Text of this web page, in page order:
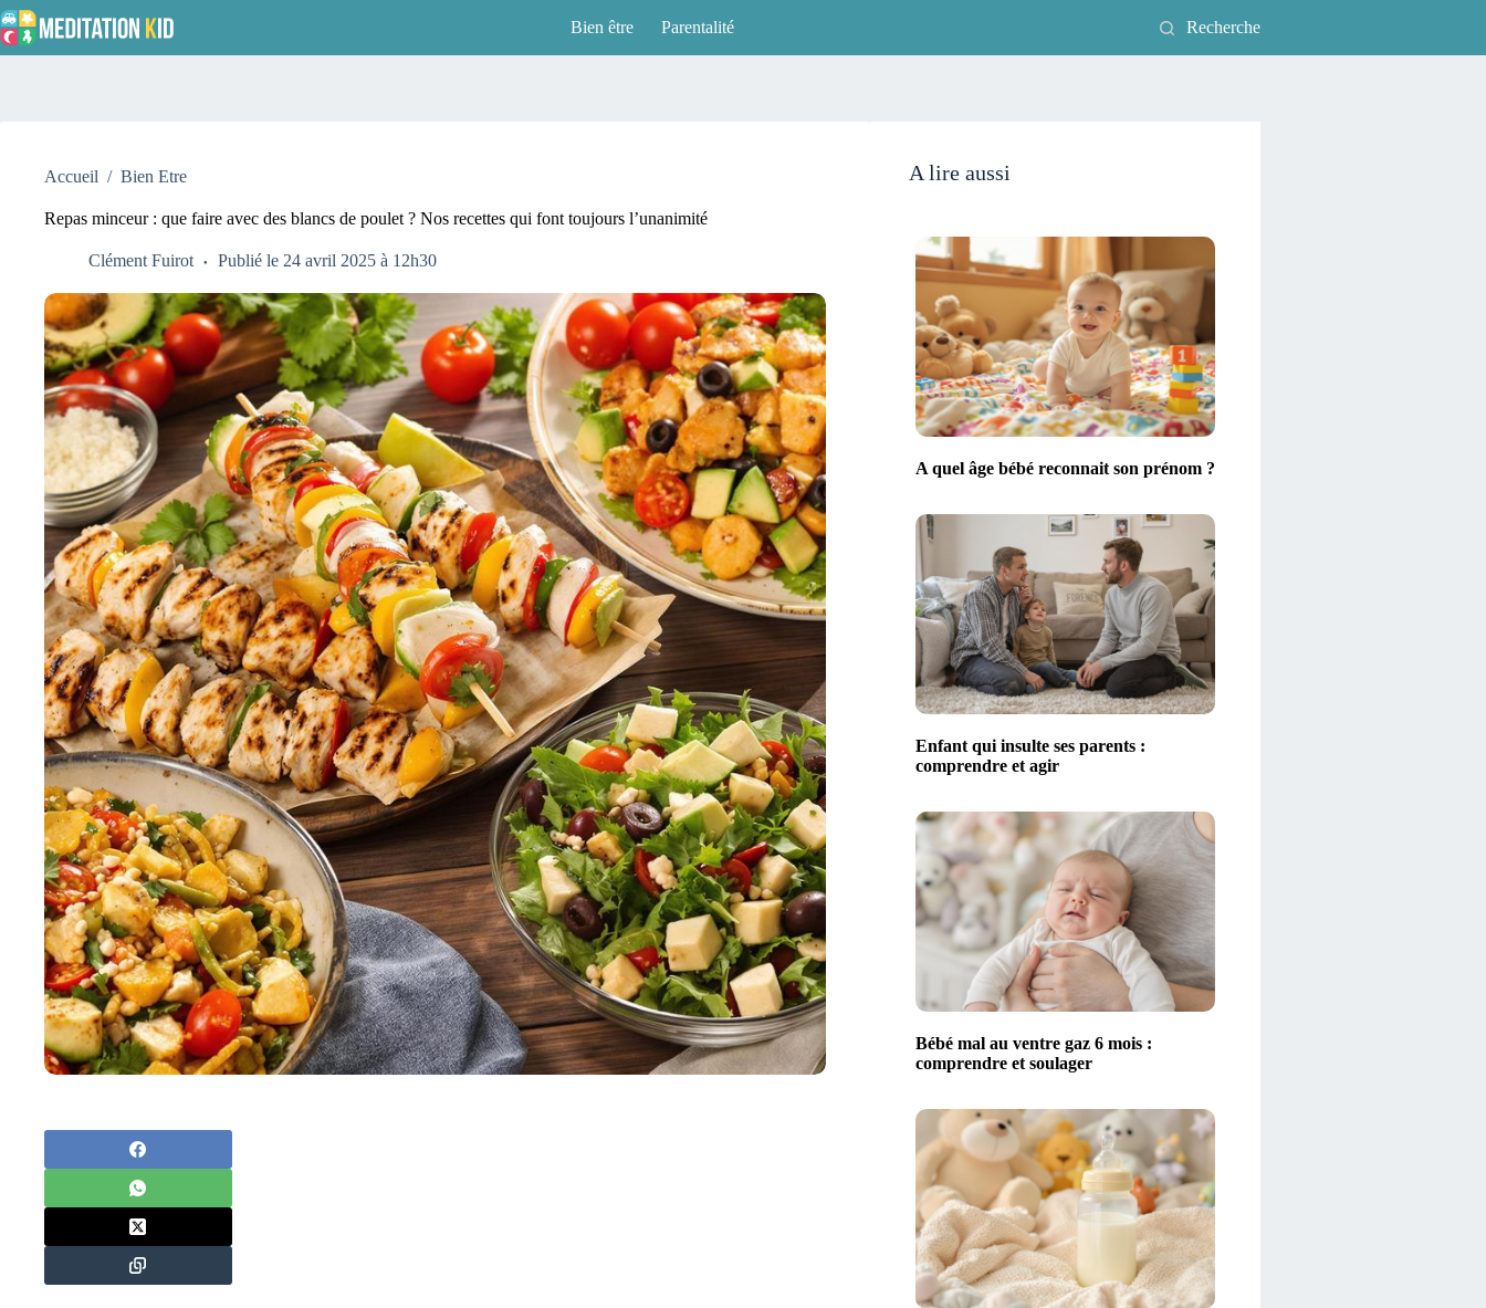
Passer
au
contenu
Bien être Parentalité Recherche
Accueil / Bien Etre
Repas minceur : que faire avec des blancs de poulet ? Nos recettes qui font toujours l’unanimité
Clément Fuirot Publié le 24 avril 2025 à 12h30
A lire aussi
A quel âge bébé reconnait son prénom ?
Enfant qui insulte ses parents :
comprendre et agir
Bébé mal au ventre gaz 6 mois :
comprendre et soulager